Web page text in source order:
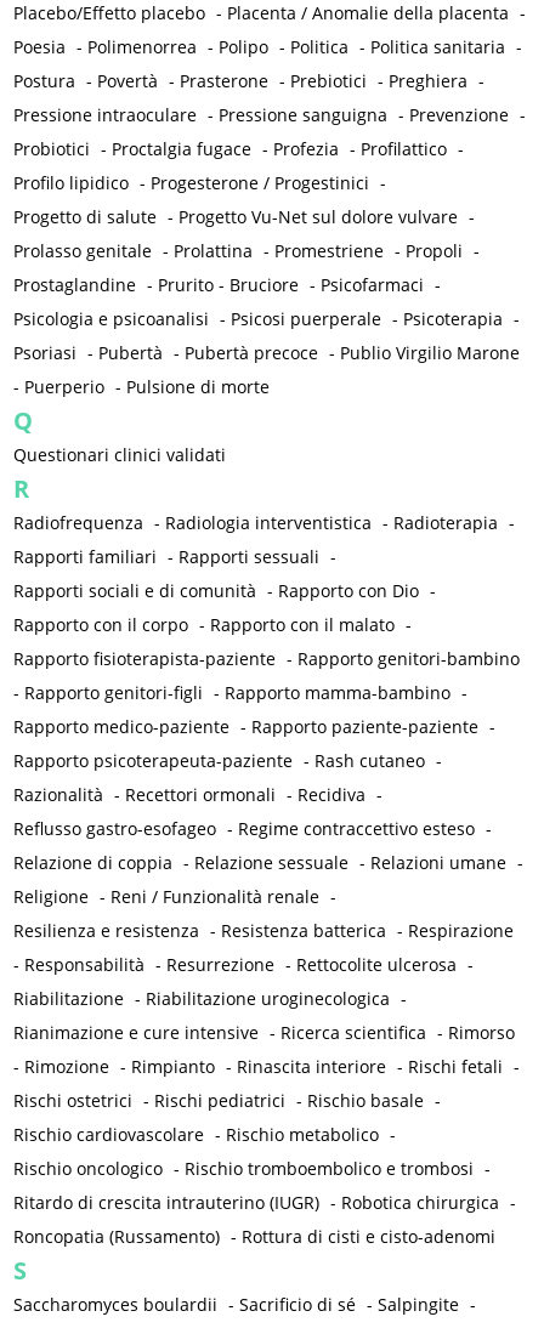
Placebo/Effetto placebo - Placenta / Anomalie della placenta -
Poesia - Polimenorrea - Polipo - Politica - Politica sanitaria -
Postura - Povertà - Prasterone - Prebiotici - Preghiera -
Pressione intraoculare - Pressione sanguigna - Prevenzione -
Probiotici - Proctalgia fugace - Profezia - Profilattico -
Profilo lipidico - Progesterone / Progestinici -
Progetto di salute - Progetto Vu-Net sul dolore vulvare -
Prolasso genitale - Prolattina - Promestriene - Propoli -
Prostaglandine - Prurito - Bruciore - Psicofarmaci -
Psicologia e psicoanalisi - Psicosi puerperale - Psicoterapia -
Psoriasi - Pubertà - Pubertà precoce - Publio Virgilio Marone
- Puerperio - Pulsione di morte
Q
Questionari clinici validati
R
Radiofrequenza - Radiologia interventistica - Radioterapia -
Rapporti familiari - Rapporti sessuali -
Rapporti sociali e di comunità - Rapporto con Dio -
Rapporto con il corpo - Rapporto con il malato -
Rapporto fisioterapista-paziente - Rapporto genitori-bambino
- Rapporto genitori-figli - Rapporto mamma-bambino -
Rapporto medico-paziente - Rapporto paziente-paziente -
Rapporto psicoterapeuta-paziente - Rash cutaneo -
Razionalità - Recettori ormonali - Recidiva -
Reflusso gastro-esofageo - Regime contraccettivo esteso -
Relazione di coppia - Relazione sessuale - Relazioni umane -
Religione - Reni / Funzionalità renale -
Resilienza e resistenza - Resistenza batterica - Respirazione
- Responsabilità - Resurrezione - Rettocolite ulcerosa -
Riabilitazione - Riabilitazione uroginecologica -
Rianimazione e cure intensive - Ricerca scientifica - Rimorso
- Rimozione - Rimpianto - Rinascita interiore - Rischi fetali -
Rischi ostetrici - Rischi pediatrici - Rischio basale -
Rischio cardiovascolare - Rischio metabolico -
Rischio oncologico - Rischio tromboembolico e trombosi -
Ritardo di crescita intrauterino (IUGR) - Robotica chirurgica -
Roncopatia (Russamento) - Rottura di cisti e cisto-adenomi
S
Saccharomyces boulardii -Sacrificio di sé -Salpingite -